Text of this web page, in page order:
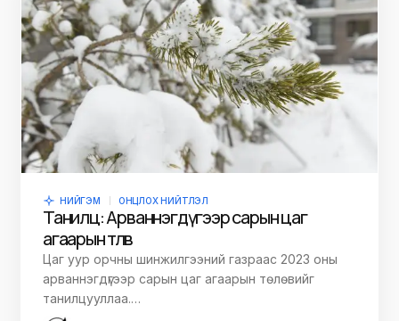
НИЙГЭМ ОНЦЛОХ НИЙТЛЭЛ
Танилц: Арваннэгдүгээр сарын цаг
агаарын төлөв
Цаг уур орчны шинжилгээний газраас 2023 оны
арваннэгдүгээр сарын цаг агаарын төлөвийг
танилцууллаа.…